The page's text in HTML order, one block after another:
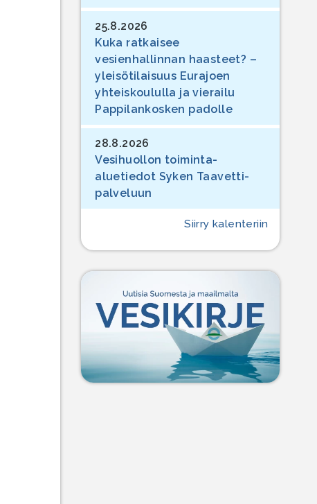
25.8.2026
Kuka ratkaisee
vesienhallinnan haasteet? –
yleisötilaisuus Eurajoen
yhteiskoululla ja vierailu
Pappilankosken padolle
28.8.2026
Vesihuollon toiminta-
aluetiedot Syken Taavetti-
palveluun
Siirry kalenteriin